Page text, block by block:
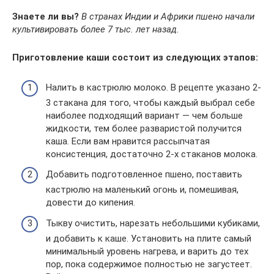
Знаете ли вы? В странах Индии и Африки пшено начали
культивировать более 7 тыс. лет назад.
Приготовление каши состоит из следующих этапов:
Налить в кастрюлю молоко. В рецепте указано 2-
3 стакана для того, чтобы каждый выбрал себе
наиболее подходящий вариант — чем больше
жидкости, тем более разваристой получится
каша. Если вам нравится рассыпчатая
консистенция, достаточно 2-х стаканов молока.
Добавить подготовленное пшено, поставить
кастрюлю на маленький огонь и, помешивая,
довести до кипения.
Тыкву очистить, нарезать небольшими кубиками,
и добавить к каше. Установить на плите самый
минимальный уровень нагрева, и варить до тех
пор, пока содержимое полностью не загустеет.